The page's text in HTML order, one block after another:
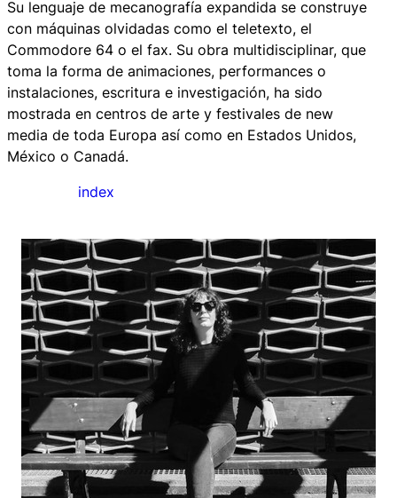
Su lenguaje de mecanografía expandida se construye
con máquinas olvidadas como el teletexto, el
Commodore 64 o el fax. Su obra multidisciplinar, que
toma la forma de animaciones, performances o
instalaciones, escritura e investigación, ha sido
mostrada en centros de arte y festivales de new
media de toda Europa así como en Estados Unidos,
México o Canadá.
index